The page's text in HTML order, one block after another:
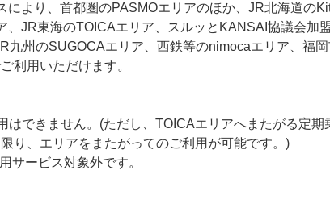
により、首都圏のPASMOエリアのほか、JR北海道の
、JR東海のTOICAエリア、スルッとKANSAI協議会加
九州のSUGOCAエリア、西鉄等のnimocaエリア、福
利用いただけます。
はできません。(ただし、TOICAエリアへまたがる定期
り、エリアをまたがってのご利用が可能です。)
サービス対象外です。